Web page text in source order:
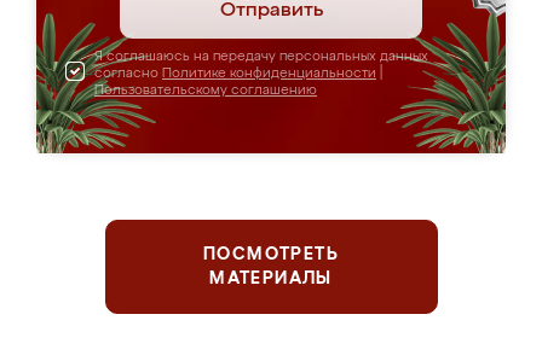
Отправить
Я соглашаюсь на передачу персональных данных
согласно Политике конфиденциальности
Пользовательскому соглашению
ПОСМОТРЕТЬ
МАТЕРИАЛЫ